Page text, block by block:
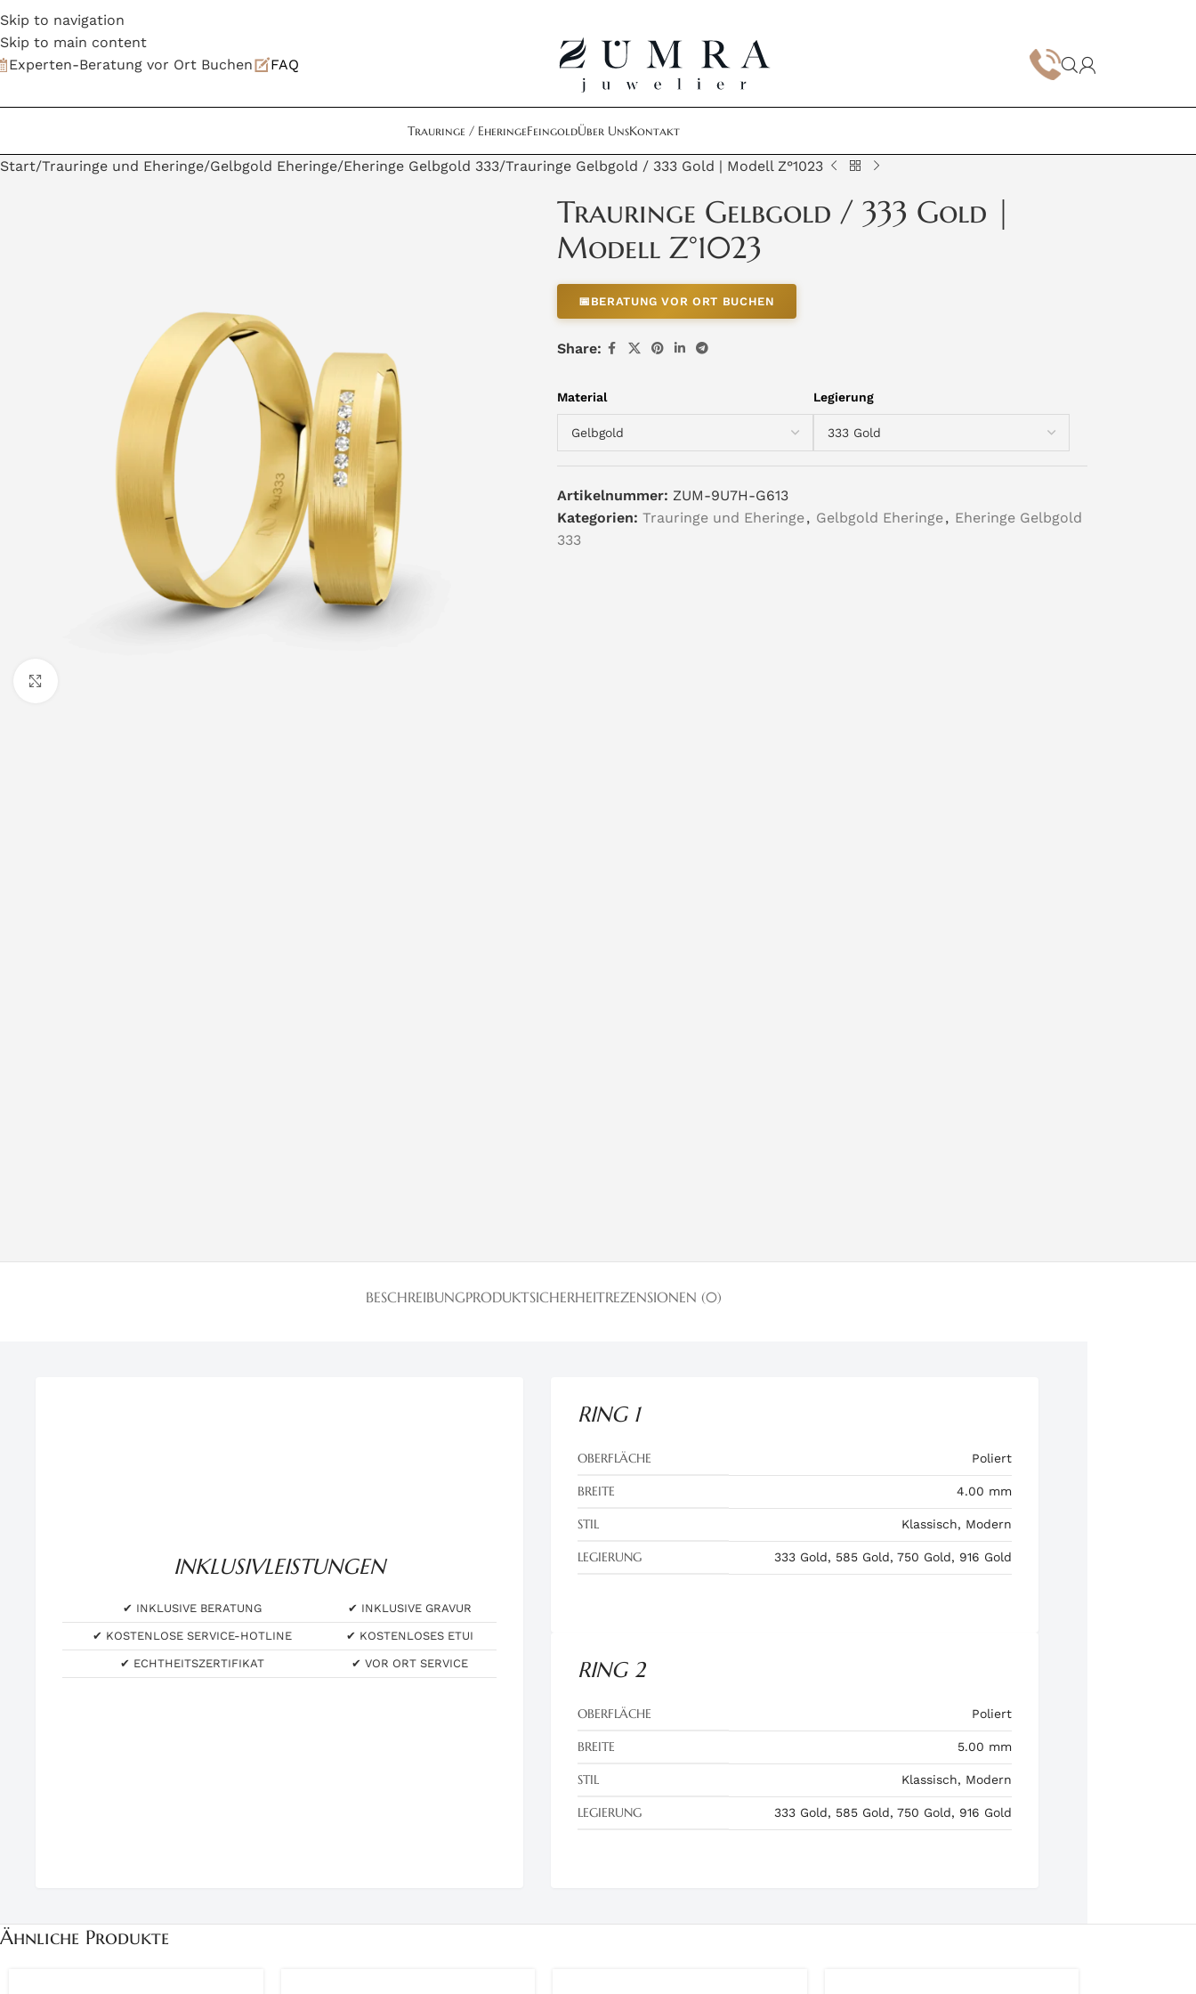
Skip to navigation
Skip to main content
Experten-Beratung vor Ort Buchen
FAQ
Trauringe / EheringeFeingoldÜber UnsKontakt
Start Trauringe und Eheringe Gelbgold Eheringe Eheringe Gelbgold 333 Trauringe Gelbgold / 333 Gold | Modell Z°1023
Trauringe Gelbgold / 333 Gold |
Modell Z°1023
📅 BERATUNG VOR ORT BUCHEN
Share:
Material Legierung
Artikelnummer: ZUM-9U7H-G613
Kategorien: Trauringe und Eheringe, Gelbgold Eheringe, Eheringe Gelbgold
333
BESCHREIBUNGPRODUKTSICHERHEITREZENSIONEN (0)
RING 1
OBERFLÄCHE Poliert
BREITE 4.00 mm
STIL Klassisch, Modern
LEGIERUNG 333 Gold, 585 Gold, 750 Gold, 916 Gold
RING 2
OBERFLÄCHE Poliert
BREITE 5.00 mm
STIL Klassisch, Modern
LEGIERUNG 333 Gold, 585 Gold, 750 Gold, 916 Gold
INKLUSIVLEISTUNGEN
✔ INKLUSIVE BERATUNG ✔ INKLUSIVE GRAVUR
✔ KOSTENLOSE SERVICE-HOTLINE ✔ KOSTENLOSES ETUI
✔ ECHTHEITSZERTIFIKAT ✔ VOR ORT SERVICE
Ähnliche Produkte